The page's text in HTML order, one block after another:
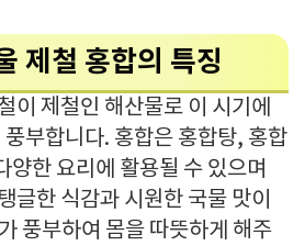
제철 홍합의 특징
이 제철인 해산물로 이 시기에
부합니다. 홍합은 홍합탕, 홍합
양한 요리에 활용될 수 있으며
글한 식감과 시원한 국물 맛이
풍부하여 몸을 따뜻하게 해주